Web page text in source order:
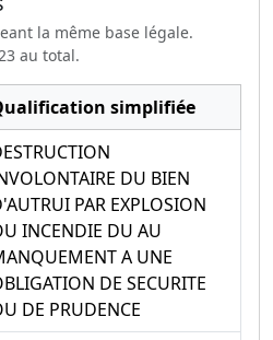
la même base légale.
au total.
simplifiée
DU BIEN
PAR EXPLOSION
INCENDIE DU AU
A UNE
DE SECURITE
DE PRUDENCE